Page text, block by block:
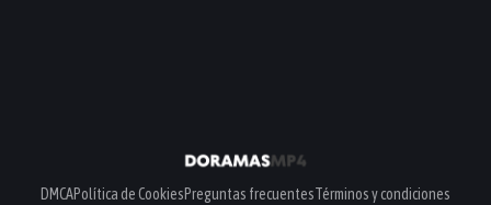
DMCAPolítica de CookiesPreguntas frecuentesTérminos y condiciones